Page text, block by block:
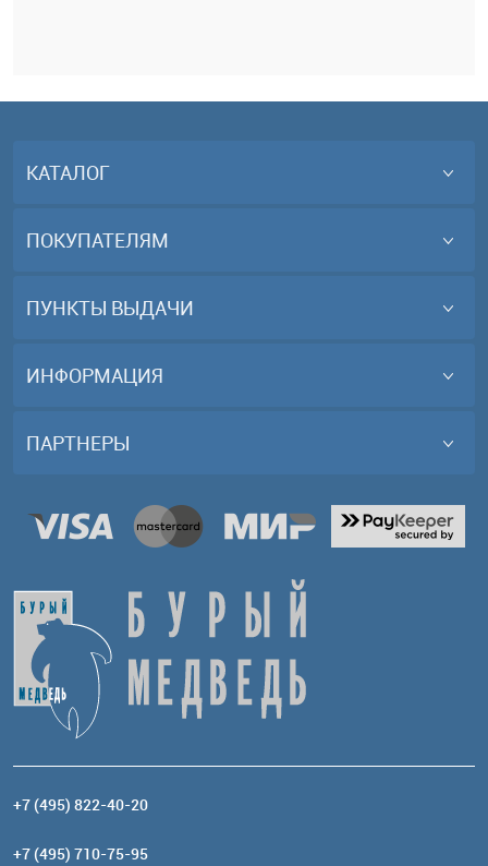
КАТАЛОГ
ПОКУПАТЕЛЯМ
ПУНКТЫ ВЫДАЧИ
ИНФОРМАЦИЯ
ПАРТНЕРЫ
+7 (495) 822-40-20
+7 (495) 710-75-95